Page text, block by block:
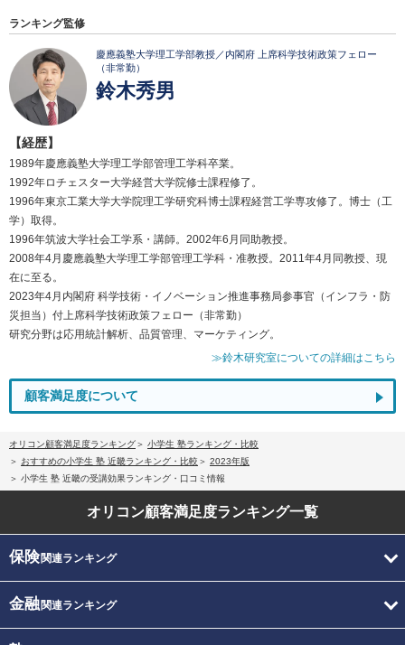
ランキング監修
慶應義塾大学理工学部教授／内閣府 上席科学技術政策フェロー
（非常勤）
鈴木秀男
【経歴】
1989年慶應義塾大学理工学部管理工学科卒業。
1992年ロチェスター大学経営大学院修士課程修了。
1996年東京工業大学大学院理工学研究科博士課程経営工学専攻修了。博士（工
学）取得。
1996年筑波大学社会工学系・講師。2002年6月同助教授。
2008年4月慶應義塾大学理工学部管理工学科・准教授。2011年4月同教授、現
在に至る。
2023年4月内閣府 科学技術・イノベーション推進事務局参事官（インフラ・防
災担当）付上席科学技術政策フェロー（非常勤）
研究分野は応用統計解析、品質管理、マーケティング。
≫鈴木研究室についての詳細はこちら
顧客満足度について
オリコン顧客満足度ランキング
小学生 塾ランキング・比較
おすすめの小学生 塾 近畿ランキング・比較
2023年版
小学生 塾 近畿の受講効果ランキング・口コミ情報
オリコン顧客満足度ランキング一覧
保険関連ランキング
金融関連ランキング